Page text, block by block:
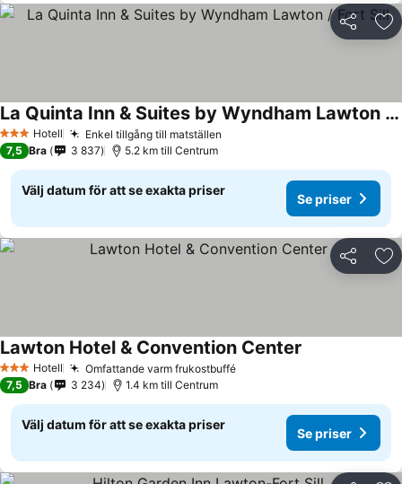
Dela
3 StjärnorHotell Enkel tillgång till matställen
La Quinta Inn & Suites by Wyndham Lawton / Fort Sill
Se priser
7,5 Bra 3 837 5.2 km till Centrum
Välj datum för att se exakta priser
Se priser
Dela
3 StjärnorHotell Omfattande varm frukostbufféSe priser
Lawton Hotel & Convention Center
7,5 Bra 3 234 1.4 km till Centrum
Välj datum för att se exakta priser
Se priser